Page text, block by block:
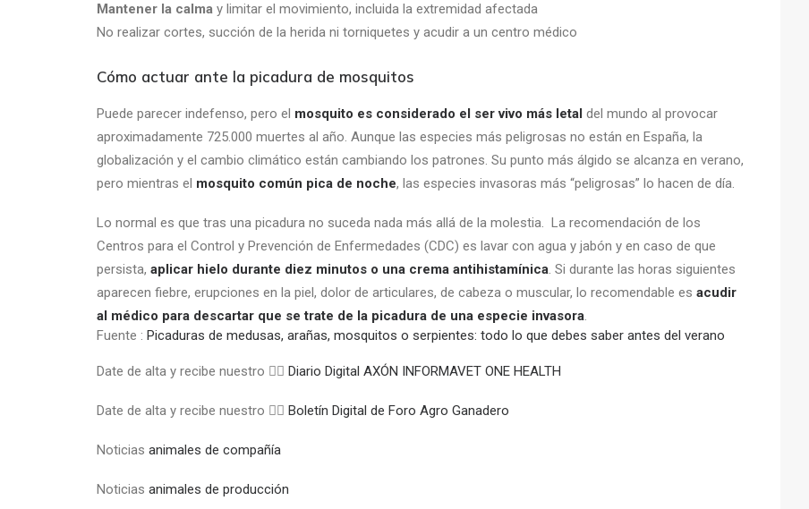
Mantener la calma y limitar el movimiento, incluida la extremidad afectada
No realizar cortes, succión de la herida ni torniquetes y acudir a un centro médico
Cómo actuar ante la picadura de mosquitos
Puede parecer indefenso, pero el mosquito es considerado el ser vivo más letal del mundo al provocar
aproximadamente 725.000 muertes al año. Aunque las especies más peligrosas no están en España, la
globalización y el cambio climático están cambiando los patrones. Su punto más álgido se alcanza en verano,
pero mientras el mosquito común pica de noche, las especies invasoras más “peligrosas” lo hacen de día.
Lo normal es que tras una picadura no suceda nada más allá de la molestia. La recomendación de los
Centros para el Control y Prevención de Enfermedades (CDC) es lavar con agua y jabón y en caso de que
persista, aplicar hielo durante diez minutos o una crema antihistamínica. Si durante las horas siguientes
aparecen fiebre, erupciones en la piel, dolor de articulares, de cabeza o muscular, lo recomendable es acudir
al médico para descartar que se trate de la picadura de una especie invasora.
Fuente : Picaduras de medusas, arañas, mosquitos o serpientes: todo lo que debes saber antes del verano
Date de alta y recibe nuestro 👉🏼 Diario Digital AXÓN INFORMAVET ONE HEALTH
Date de alta y recibe nuestro 👉🏼 Boletín Digital de Foro Agro Ganadero
Noticias animales de compañía
Noticias animales de producción